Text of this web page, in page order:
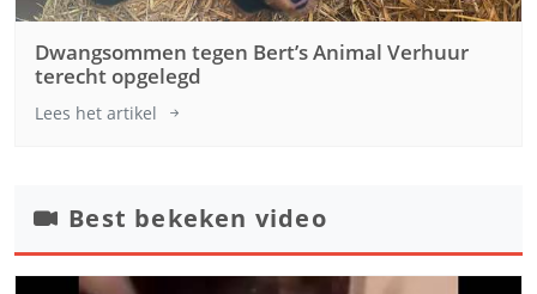
Dwangsommen tegen Bert’s Animal Verhuur
terecht opgelegd
Lees het artikel
Best bekeken video